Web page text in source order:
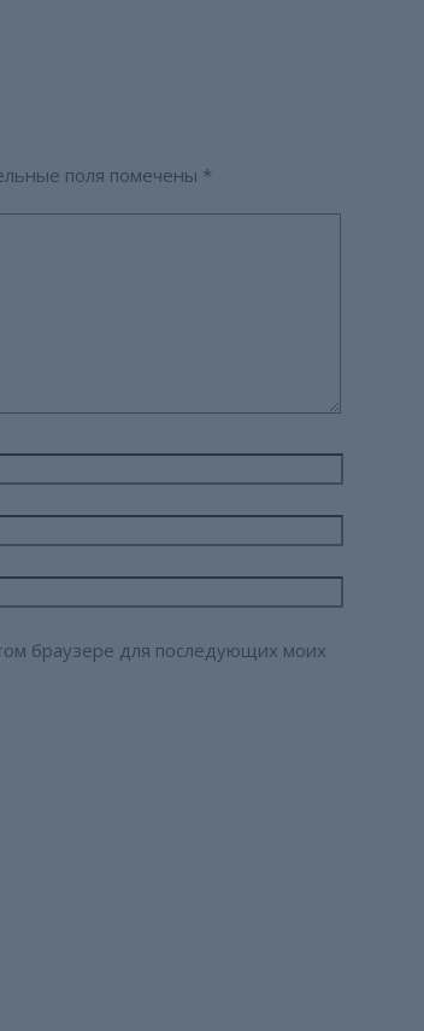
поля помечены *
браузере для последующих моих